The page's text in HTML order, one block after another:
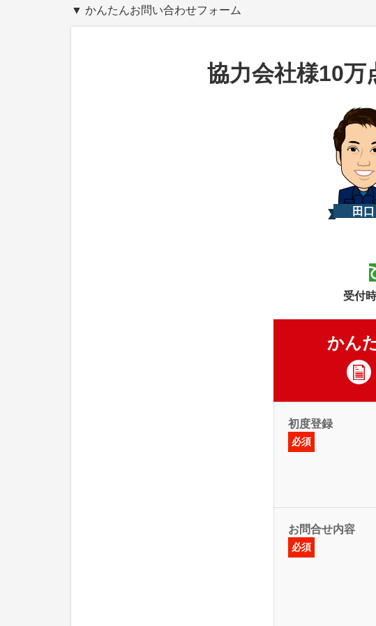
▼ かんたんお問い合わせフォーム
協力会社様10万
田口
受付
かん
初度登録
必須
お問合せ内容
必須